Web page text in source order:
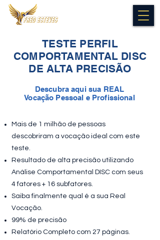
TESTE PERFIL
COMPORTAMENTAL DISC
DE ALTA PRECISÃO
Descubra aqui sua REAL
Vocação Pessoal e Profissional
Mais de 1 milhão de pessoas
descobriram a vocação ideal com este
teste.
Resultado de alta precisão utilizando
Análise Comportamental DISC com seus
4 fatores + 16 subfatores.
Saiba finalmente qual é a sua Real
Vocação.
99% de precisão
Relatório Completo com 27 páginas.